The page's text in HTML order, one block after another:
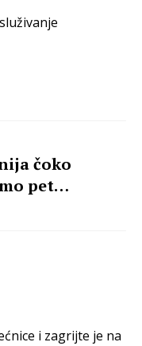
čoko
pet
i zagrijte je na